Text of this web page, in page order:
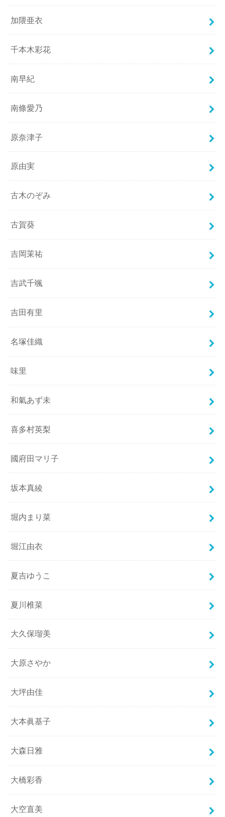
加隈亜衣
千本木彩花
南早紀
南條愛乃
原奈津子
原由実
古木のぞみ
古賀葵
吉岡茉祐
吉武千颯
吉田有里
名塚佳織
味里
和氣あず未
喜多村英梨
國府田マリ子
坂本真綾
堀内まり菜
堀江由衣
夏吉ゆうこ
夏川椎菜
大久保瑠美
大原さやか
大坪由佳
大本眞基子
大森日雅
大橋彩香
大空直美